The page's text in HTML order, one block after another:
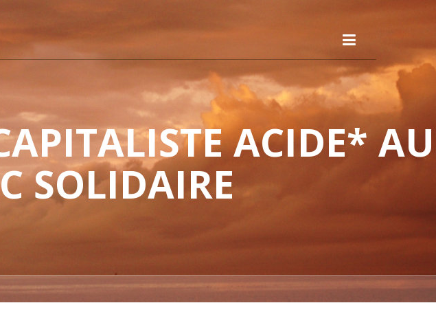
ACIDE* AU
SOLIDAIRE